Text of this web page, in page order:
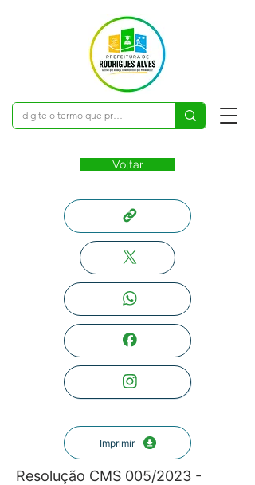
Voltar
Imprimir
Resolução CMS 005/2023 -